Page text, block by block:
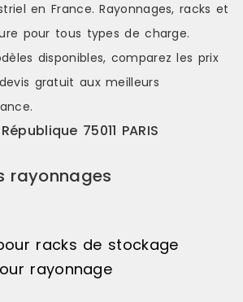
en France. Rayonnages, racks et
pour tous types de charge.
disponibles, comparez les prix
devis gratuit aux meilleurs
75011 PARIS
rayonnages
racks de stockage
rayonnage